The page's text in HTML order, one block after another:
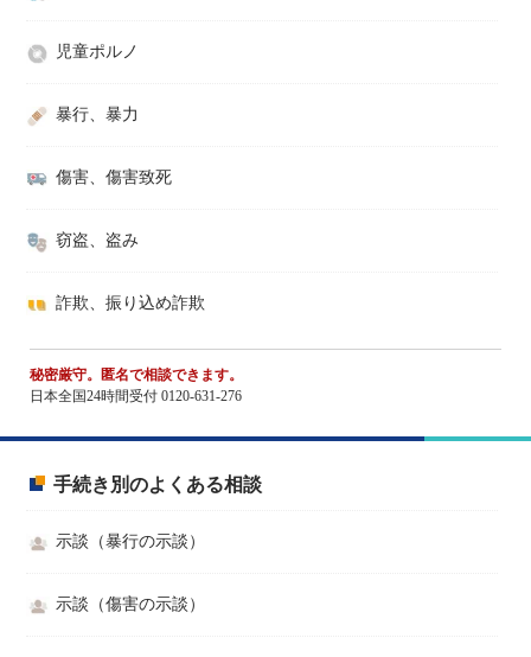
児童ポルノ
暴行、暴力
傷害、傷害致死
窃盗、盗み
詐欺、振り込め詐欺
秘密厳守。匿名で相談できます。
日本全国24時間受付 0120-631-276
手続き別のよくある相談
示談（暴行の示談）
示談（傷害の示談）